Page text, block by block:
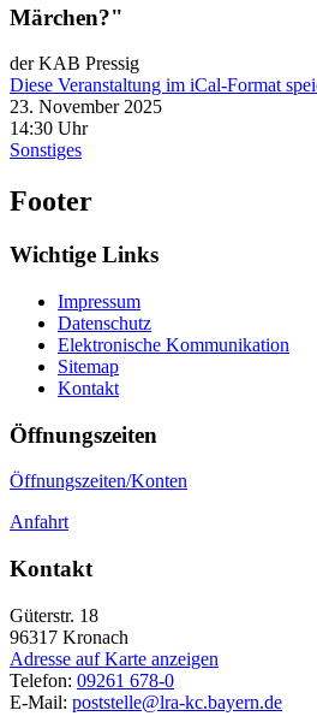
Märchen?"
der KAB Pressig
Diese Veranstaltung im iCal-Format
23. November 2025
14:30 Uhr
Sonstiges
Footer
Wichtige Links
Impressum
Datenschutz
Elektronische Kommunikation
Sitemap
Kontakt
Öffnungszeiten
Öffnungszeiten/Konten
Anfahrt
Kontakt
Güterstr. 18
96317 Kronach
Adresse auf Karte anzeigen
Telefon: 09261 678-0
E-Mail: poststelle@lra-kc.bayern.de